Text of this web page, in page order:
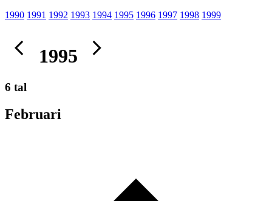
1990 1991 1992 1993 1994 1995 1996 1997 1998 1999
1995
6 tal
Februari